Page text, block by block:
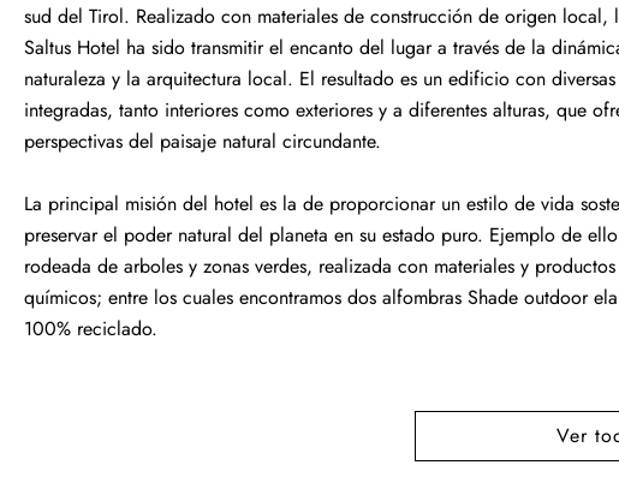
sud del Tirol. Realizado con materiales de construcción de origen local,
Saltus Hotel ha sido transmitir el encanto del lugar a través de la
naturaleza y la arquitectura local. El resultado es un edificio con
integradas, tanto interiores como exteriores y a diferentes alturas, que
perspectivas del paisaje natural circundante.
La principal misión del hotel es la de proporcionar un estilo de vida
preservar el poder natural del planeta en su estado puro. Ejemplo de
rodeada de arboles y zonas verdes, realizada con materiales y
químicos; entre los cuales encontramos dos alfombras Shade outdoor
100% reciclado.
Ver